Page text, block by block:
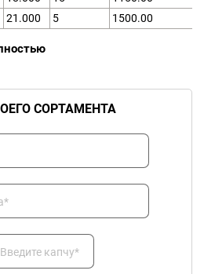
21.000 5 1500.00
СОРТАМЕНТА
Введите капчу*